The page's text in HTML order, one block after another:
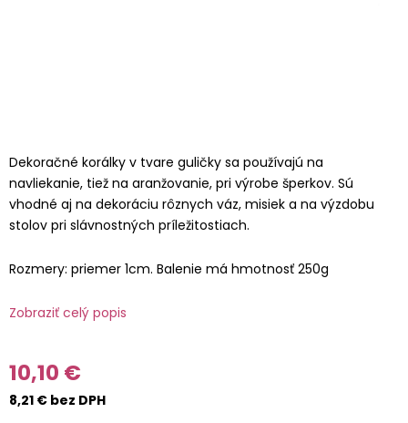
Dekoračné korálky v tvare guličky sa používajú na
navliekanie, tiež na aranžovanie, pri výrobe šperkov. Sú
vhodné aj na dekoráciu rôznych váz, misiek a na výzdobu
stolov pri slávnostných príležitostiach.
Rozmery: priemer 1cm. Balenie má hmotnosť 250g
Zobraziť celý popis
10,10 €
8,21 € bez DPH